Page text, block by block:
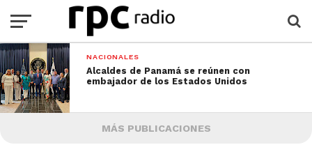
NACIONALES
Alcaldes de Panamá se reúnen con
embajador de los Estados Unidos
MÁS PUBLICACIONES